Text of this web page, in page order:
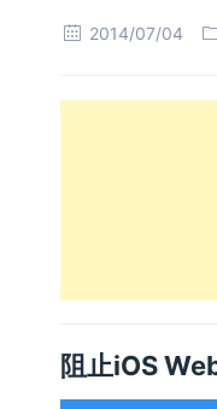
2014/07/04
阻止iOS